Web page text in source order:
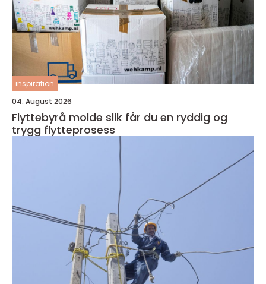
inspiration
04. August 2026
Flyttebyrå molde slik får du en ryddig og
trygg flytteprosess